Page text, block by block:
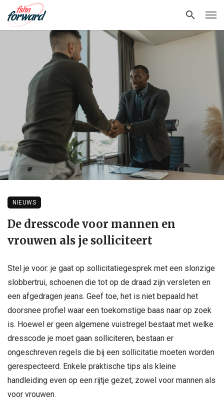
NIEUWS
De dresscode voor mannen en
vrouwen als je solliciteert
Stel je voor: je gaat op sollicitatiegesprek met een slonzige
slobbertrui, schoenen die tot op de draad zijn versleten en
een afgedragen jeans. Geef toe, het is niet bepaald het
doorsnee profiel waar een toekomstige baas naar op zoek
is. Hoewel er geen algemene vuistregel bestaat met welke
dresscode je moet gaan solliciteren, bestaan er
ongeschreven regels die bij een sollicitatie moeten worden
gerespecteerd. Enkele praktische tips als kleine
handleiding even op een rijtje gezet, zowel voor mannen als
voor vrouwen.